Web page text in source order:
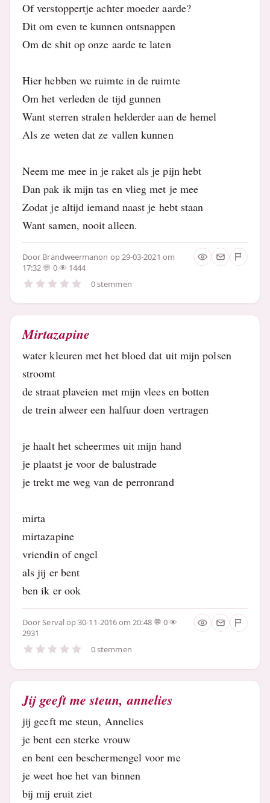
Of verstoppertje achter moeder aarde?
Dit om even te kunnen ontsnappen
Om de shit op onze aarde te laten
Hier hebben we ruimte in de ruimte
Om het verleden de tijd gunnen
Want sterren stralen helderder aan de hemel
Als ze weten dat ze vallen kunnen
Neem me mee in je raket als je pijn hebt
Dan pak ik mijn tas en vlieg met je mee
Zodat je altijd iemand naast je hebt staan
Want samen, nooit alleen.
Door Brandweermanon op 29-03-2021 om
17:32
0
1444
0 stemmen
Mirtazapine
water kleuren met het bloed dat uit mijn polsen
stroomt
de straat plaveien met mijn vlees en botten
de trein alweer een halfuur doen vertragen
je haalt het scheermes uit mijn hand
je plaatst je voor de balustrade
je trekt me weg van de perronrand
mirta
mirtazapine
vriendin of engel
als jij er bent
ben ik er ook
DoorServalop 30-11-2016 om 20:48
0
2931
0 stemmen
Jij geeft me steun, annelies
jij geeft me steun, Annelies
je bent een sterke vrouw
en bent een beschermengel voor me
je weet hoe het van binnen
bij mij eruit ziet